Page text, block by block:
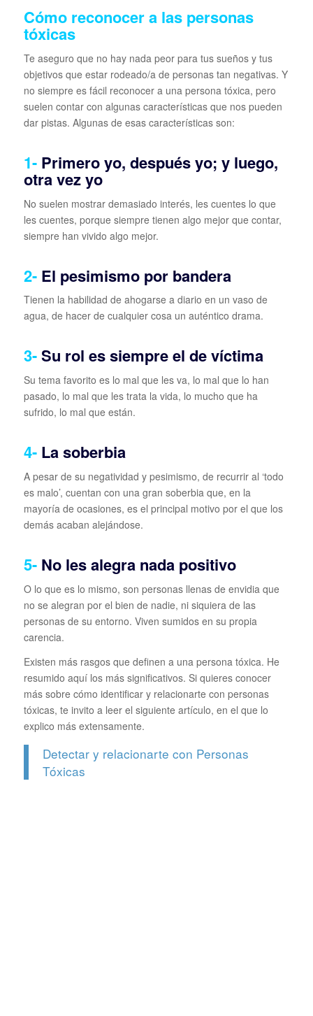
Cómo reconocer a las personas
tóxicas
Te aseguro que no hay nada peor para tus sueños y tus
objetivos que estar rodeado/a de personas tan negativas. Y
no siempre es fácil reconocer a una persona tóxica, pero
suelen contar con algunas características que nos pueden
dar pistas. Algunas de esas características son:
1-Primero yo, después yo; y luego,
otra vez yo
No suelen mostrar demasiado interés, les cuentes lo que
les cuentes, porque siempre tienen algo mejor que contar,
siempre han vivido algo mejor.
2- El pesimismo por bandera
Tienen la habilidad de ahogarse a diario en un vaso de
agua, de hacer de cualquier cosa un auténtico drama.
3-Su rol es siempre el de víctima
Su tema favorito es lo mal que les va, lo mal que lo han
pasado, lo mal que les trata la vida, lo mucho que ha
sufrido, lo mal que están.
4- La soberbia
A pesar de su negatividad y pesimismo, de recurrir al ‘todo
es malo’, cuentan con una gran soberbia que, en la
mayoría de ocasiones, es el principal motivo por el que los
demás acaban alejándose.
5- No les alegra nada positivo
O lo que es lo mismo, son personas llenas de envidia que
no se alegran por el bien de nadie, ni siquiera de las
personas de su entorno. Viven sumidos en su propia
carencia.
Existen más rasgos que definen a una persona tóxica. He
resumido aquí los más significativos. Si quieres conocer
más sobre cómo identificar y relacionarte con personas
tóxicas, te invito a leer el siguiente artículo, en el que lo
explico más extensamente.
Detectar y relacionarte con Personas
Tóxicas